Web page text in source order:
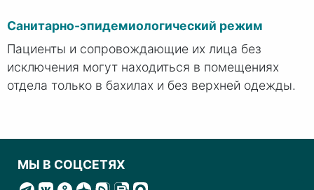
Санитарно-эпидемиологический режим
Пациенты и сопровождающие их лица без
исключения могут находиться в помещениях
отдела только в бахилах и без верхней одежды.
МЫ В СОЦСЕТЯХ